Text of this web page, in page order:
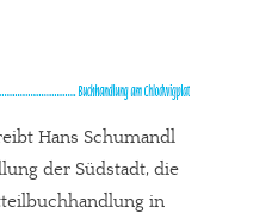
Hans Schumandl
der Südstadt, die
in